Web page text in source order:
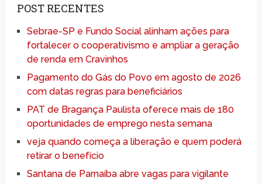
POST RECENTES
Sebrae-SP e Fundo Social alinham ações para
fortalecer o cooperativismo e ampliar a geração
de renda em Cravinhos
Pagamento do Gás do Povo em agosto de 2026
com datas regras para beneficiários
PAT de Bragança Paulista oferece mais de 180
oportunidades de emprego nesta semana
veja quando começa a liberação e quem poderá
retirar o benefício
Santana de Parnaíba abre vagas para vigilante